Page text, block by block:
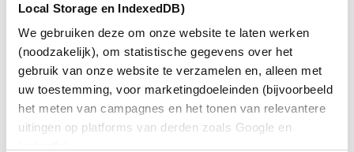
Local Storage en IndexedDB)
We gebruiken deze om onze website te laten werken
(noodzakelijk), om statistische gegevens over het
gebruik van onze website te verzamelen en, alleen met
uw toestemming, voor marketingdoeleinden (bijvoorbeeld
het meten van campagnes en het tonen van relevantere
uitingen op platforms van derden zoals Google en
Deel deze pagina
label=""